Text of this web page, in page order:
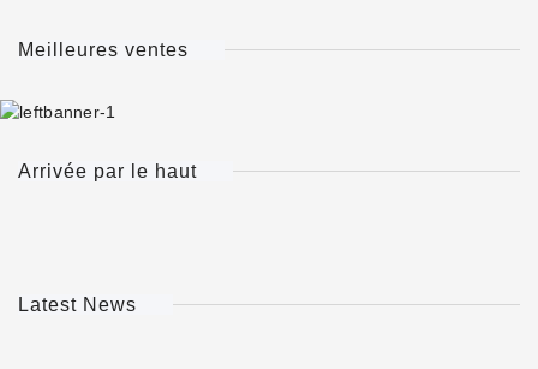
Meilleures ventes
Arrivée par le haut
Latest News